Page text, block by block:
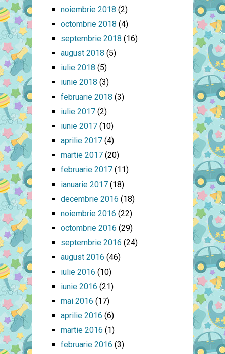
noiembrie 2018 (2)
octombrie 2018 (4)
septembrie 2018 (16)
august 2018 (5)
iulie 2018 (5)
iunie 2018 (3)
februarie 2018 (3)
iulie 2017(2)
iunie 2017(10)
aprilie 2017(4)
martie 2017(20)
februarie 2017(11)
ianuarie 2017(18)
decembrie 2016 (18)
noiembrie 2016 (22)
octombrie 2016 (29)
septembrie 2016 (24)
august 2016 (46)
iulie 2016 (10)
iunie 2016 (21)
mai 2016 (17)
aprilie 2016 (6)
martie 2016 (1)
februarie 2016 (3)